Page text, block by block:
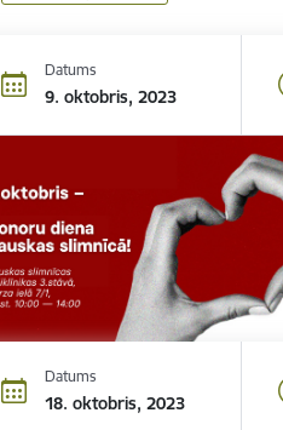
Datums
9. oktobris, 2023
Datums
18. oktobris, 2023